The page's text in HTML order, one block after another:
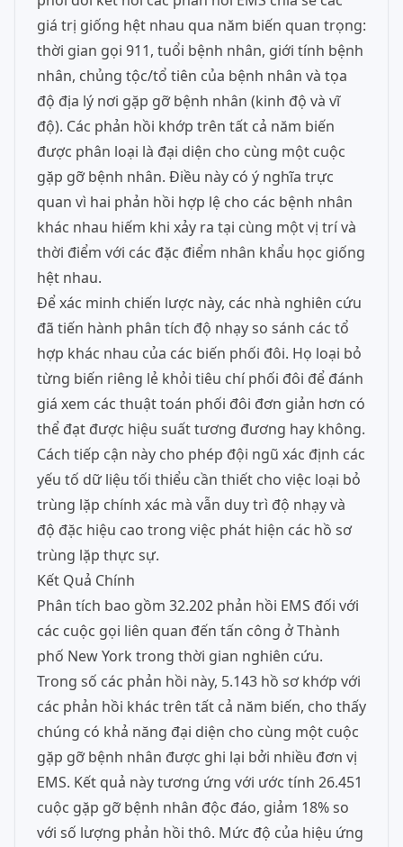
giá trị giống hệt nhau qua năm biến quan trọng:
thời gian gọi 911, tuổi bệnh nhân, giới tính bệnh
nhân, chủng tộc/tổ tiên của bệnh nhân và tọa
độ địa lý nơi gặp gỡ bệnh nhân (kinh độ và vĩ
độ). Các phản hồi khớp trên tất cả năm biến
được phân loại là đại diện cho cùng một cuộc
gặp gỡ bệnh nhân. Điều này có ý nghĩa trực
quan vì hai phản hồi hợp lệ cho các bệnh nhân
khác nhau hiếm khi xảy ra tại cùng một vị trí và
thời điểm với các đặc điểm nhân khẩu học giống
hệt nhau.
Để xác minh chiến lược này, các nhà nghiên cứu
đã tiến hành phân tích độ nhạy so sánh các tổ
hợp khác nhau của các biến phối đôi. Họ loại bỏ
từng biến riêng lẻ khỏi tiêu chí phối đôi để đánh
giá xem các thuật toán phối đôi đơn giản hơn có
thể đạt được hiệu suất tương đương hay không.
Cách tiếp cận này cho phép đội ngũ xác định các
yếu tố dữ liệu tối thiểu cần thiết cho việc loại bỏ
trùng lặp chính xác mà vẫn duy trì độ nhạy và
độ đặc hiệu cao trong việc phát hiện các hồ sơ
trùng lặp thực sự.
Kết Quả Chính
Phân tích bao gồm 32.202 phản hồi EMS đối với
các cuộc gọi liên quan đến tấn công ở Thành
phố New York trong thời gian nghiên cứu.
Trong số các phản hồi này, 5.143 hồ sơ khớp với
các phản hồi khác trên tất cả năm biến, cho thấy
chúng có khả năng đại diện cho cùng một cuộc
gặp gỡ bệnh nhân được ghi lại bởi nhiều đơn vị
EMS. Kết quả này tương ứng với ước tính 26.451
cuộc gặp gỡ bệnh nhân độc đáo, giảm 18% so
với số lượng phản hồi thô. Mức độ của hiệu ứng